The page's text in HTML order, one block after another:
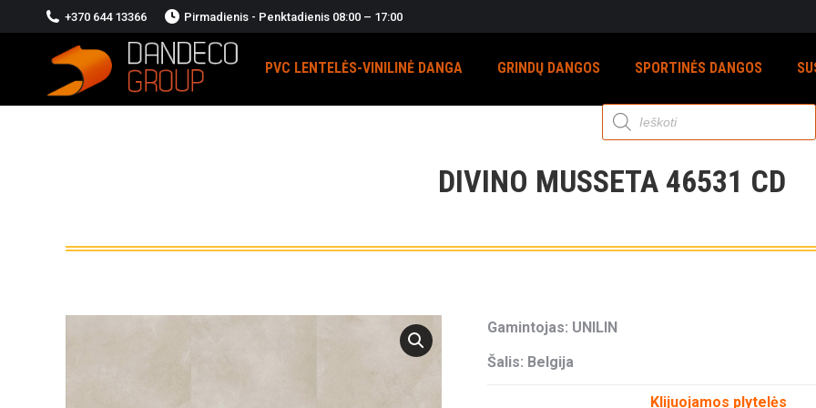
+370 644 13366 Pirmadienis - Penktadienis 08:00 – 17:00
PVC LENTELĖS-VINILINĖ DANGA GRINDŲ DANGOS SPORTINĖS DANGOS
Products
search
DIVINO MUSSETA 46531 CD
Gamintojas: UNILIN
Šalis: Belgija
Klijuojamos plytelės